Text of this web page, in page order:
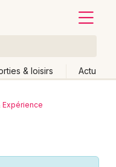
& loisirs Actu
Expérience